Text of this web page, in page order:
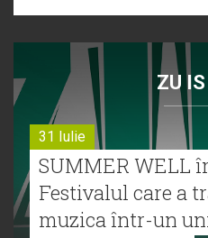
ZU IS
31 Iulie
SUMMER WELL
Festivalul care a
muzica într-un